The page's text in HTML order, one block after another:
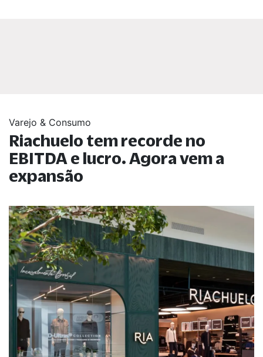
Varejo & Consumo
Riachuelo tem recorde no
EBITDA e lucro. Agora vem a
expansão